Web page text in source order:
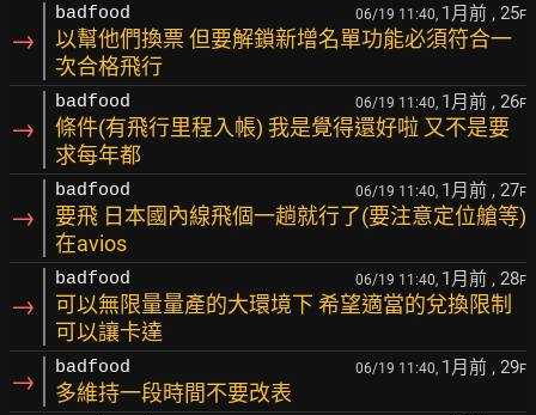
→
badfood 06/19 11:40, 1月前 , 25F
以幫他們換票 但要解鎖新增名單功能必須符合一
次合格飛行
→
badfood 06/19 11:40, 1月前 , 26F
條件(有飛行里程入帳) 我是覺得還好啦 又不是要
求每年都
→
badfood 06/19 11:40, 1月前 , 27F
要飛 日本國內線飛個一趟就行了(要注意定位艙等)
在avios
→
badfood 06/19 11:40, 1月前 , 28F
可以無限量量產的大環境下 希望適當的兌換限制
可以讓卡達
→ badfood 06/19 11:40, 1月前 , 29F
多維持一段時間不要改表